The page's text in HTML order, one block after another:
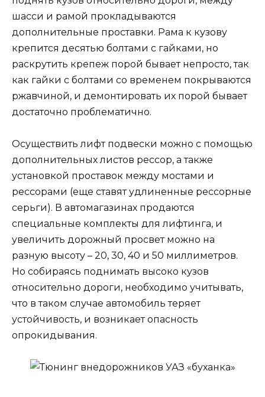
шасси и рамой прокладываются
дополнительные проставки. Рама к кузову
крепится десятью болтами с гайками, но
раскрутить крепеж порой бывает непросто, так
как гайки с болтами со временем покрываются
ржавчиной, и демонтировать их порой бывает
достаточно проблематично.
Осуществить лифт подвески можно с помощью
дополнительных листов рессор, а также
установкой проставок между мостами и
рессорами (еще ставят удлиненные рессорные
серьги). В автомагазинах продаются
специальные комплекты для лифтинга, и
увеличить дорожный просвет можно на
разную высоту – 20, 30, 40 и 50 миллиметров.
Но собираясь поднимать высоко кузов
относительно дороги, необходимо учитывать,
что в таком случае автомобиль теряет
устойчивость, и возникает опасность
опрокидывания.